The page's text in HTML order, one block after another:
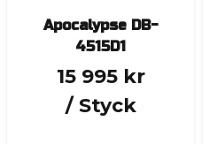
Apocalypse DB-
4515D1
15 995 kr
/ Styck